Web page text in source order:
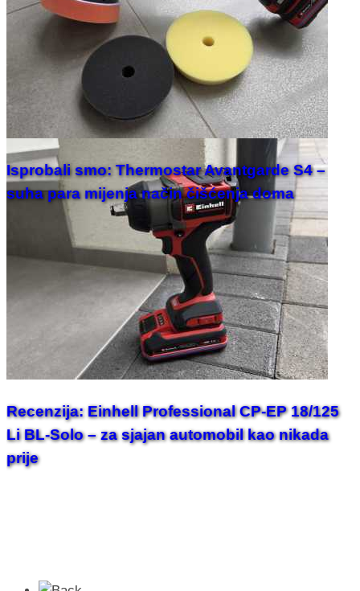
Isprobali smo: Thermostar Avantgarde S4 –
suha para mijenja način čišćenja doma
Recenzija: Einhell Professional CP-EP 18/125
Li BL-Solo – za sjajan automobil kao nikada
prije